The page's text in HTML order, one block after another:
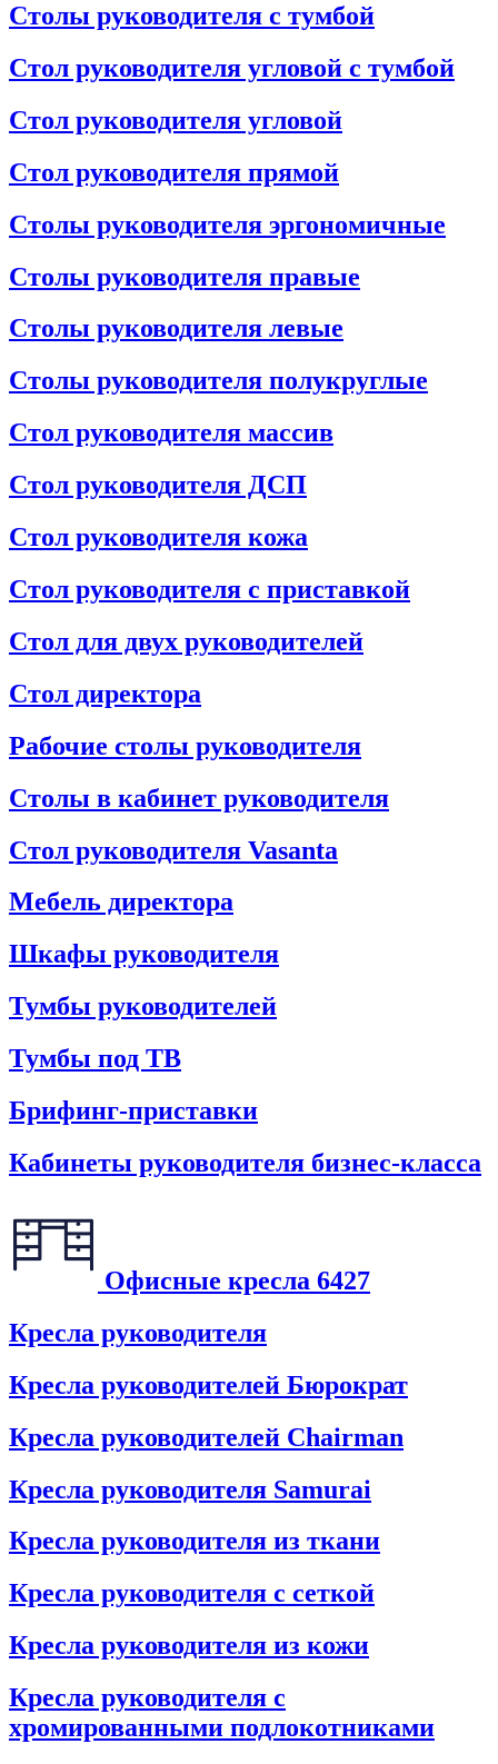
Столы руководителя с тумбой
Стол руководителя угловой с тумбой
Стол руководителя угловой
Стол руководителя прямой
Столы руководителя эргономичные
Столы руководителя правые
Столы руководителя левые
Столы руководителя полукруглые
Стол руководителя массив
Стол руководителя ДСП
Стол руководителя кожа
Стол руководителя с приставкой
Стол для двух руководителей
Стол директора
Рабочие столы руководителя
Столы в кабинет руководителя
Стол руководителя Vasanta
Мебель директора
Шкафы руководителя
Тумбы руководителей
Тумбы под ТВ
Брифинг-приставки
Кабинеты руководителя бизнес-класса
Офисные кресла 6427
Кресла руководителя
Кресла руководителей Бюрократ
Кресла руководителей Chairman
Кресла руководителя Samurai
Кресла руководителя из ткани
Кресла руководителя с сеткой
Кресла руководителя из кожи
Кресла руководителя с
хромированными подлокотниками